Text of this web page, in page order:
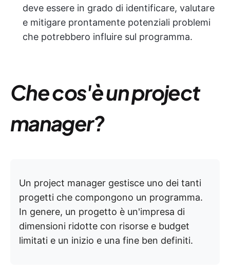
deve essere in grado di identificare, valutare
e mitigare prontamente potenziali problemi
che potrebbero influire sul programma.
Che cos'è un project
manager?
Un project manager gestisce uno dei tanti
progetti che compongono un programma.
In genere, un progetto è un'impresa di
dimensioni ridotte con risorse e budget
limitati e un inizio e una fine ben definiti.